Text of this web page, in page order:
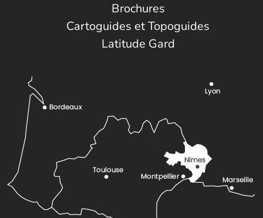
Brochures
Cartoguides et Topoguides
Latitude Gard